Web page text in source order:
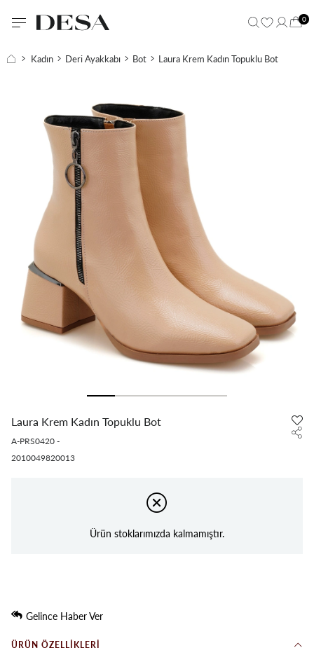
0
Kadın Deri Ayakkabı Bot Laura Krem Kadın Topuklu Bot
Laura Krem Kadın Topuklu Bot
A-PRS0420 -
2010049820013
Ürün stoklarımızda kalmamıştır.
Gelince Haber Ver
ÜRÜN ÖZELLIKLERI